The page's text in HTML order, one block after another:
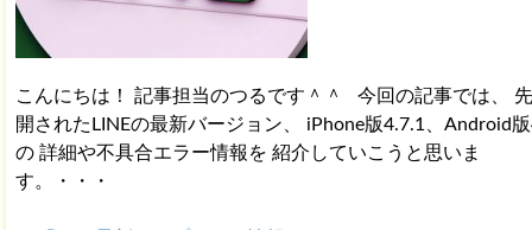
こんにちは！ 記事担当のつるです＾＾ 今回の記事では、
開されたLINEの最新バージョン、 iPhone版4.7.1、Android
の 詳細や不具合エラー情報を 紹介していこうと思いま
す。・・・